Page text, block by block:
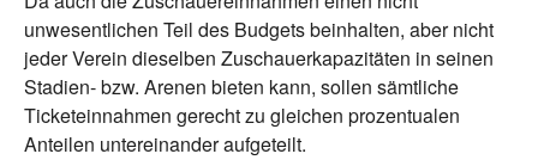
unwesentlichen Teil des Budgets beinhalten, aber nicht
jeder Verein dieselben Zuschauerkapazitäten in seinen
Stadien- bzw. Arenen bieten kann, sollen sämtliche
Ticketeinnahmen gerecht zu gleichen prozentualen
Anteilen untereinander aufgeteilt.